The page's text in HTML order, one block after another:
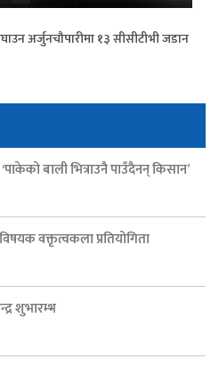
अर्जुनचौपारीमा १३ सीसीटीभी जडान
बाली भित्राउनै पाउँदैनन् किसान’
वक्तृत्वकला प्रतियोगिता
शुभारम्भ